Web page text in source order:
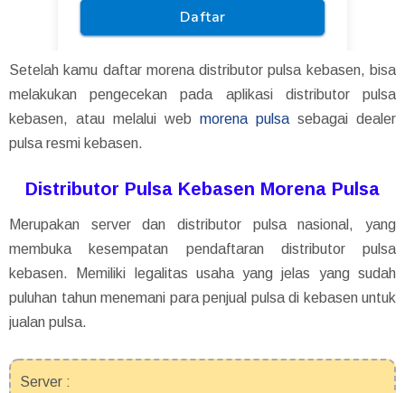
Setelah kamu daftar morena distributor pulsa kebasen, bisa
melakukan pengecekan pada aplikasi distributor pulsa
kebasen, atau melalui web morena pulsa sebagai dealer
pulsa resmi kebasen.
Distributor Pulsa Kebasen Morena Pulsa
Merupakan server dan distributor pulsa nasional, yang
membuka kesempatan pendaftaran distributor pulsa
kebasen. Memiliki legalitas usaha yang jelas yang sudah
puluhan tahun menemani para penjual pulsa di kebasen untuk
jualan pulsa.
Server :